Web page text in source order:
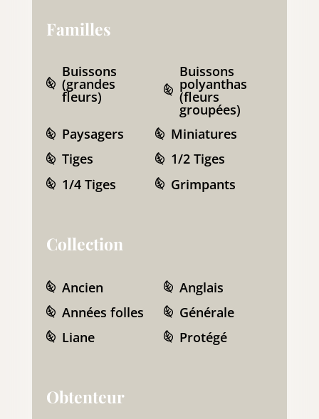
Familles
1/2 Tiges
1/4 Tiges
Buissons
(grandes
fleurs)
Buissons
polyanthas
(fleurs
groupées)
Grimpants
Miniatures
Paysagers
Tiges
Collection
Ancien
Anglais
Années folles
Générale
Liane
Protégé
Obtenteur